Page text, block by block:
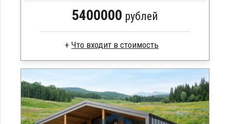
5400000 рублей
Стропила, балки 50х200 мм
Кровля металлочерепица
Метизы, саморезы, гвозди
Сборка на березовые нагеля, джут